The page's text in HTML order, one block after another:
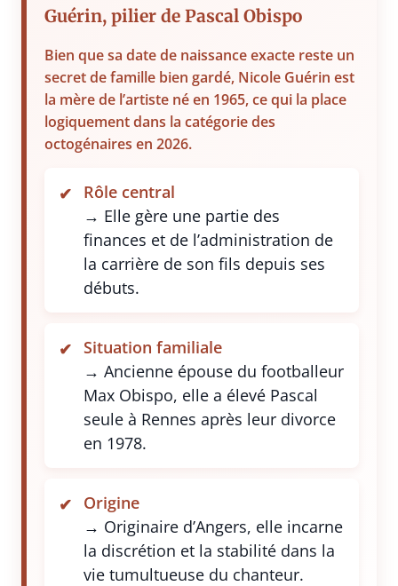
Guérin, pilier de Pascal Obispo
Bien que sa date de naissance exacte reste un
secret de famille bien gardé, Nicole Guérin est
la mère de l’artiste né en 1965, ce qui la place
logiquement dans la catégorie des
octogénaires en 2026.
Rôle central
→ Elle gère une partie des
finances et de l’administration de
la carrière de son fils depuis ses
débuts.
Situation familiale
→ Ancienne épouse du footballeur
Max Obispo, elle a élevé Pascal
seule à Rennes après leur divorce
en 1978.
Origine
→ Originaire d’Angers, elle incarne
la discrétion et la stabilité dans la
vie tumultueuse du chanteur.